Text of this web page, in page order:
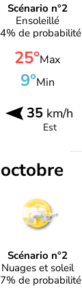
Scénario n°2
Ensoleillé
de probabilité
25°Max
9°Min
35km/h
Est
Scénario n°2
Nuages et soleil
de probabilité